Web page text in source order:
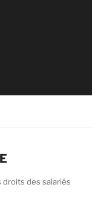
des salariés